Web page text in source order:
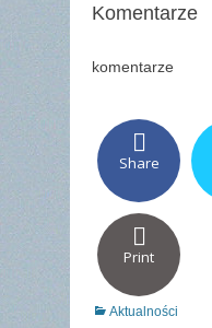
Komentarze
komentarze
Share
Print
Categories
Aktualności